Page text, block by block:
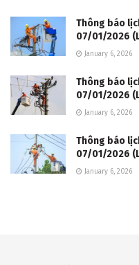
Thông báo
07/01/2026
January 6, 2026
Thông báo
07/01/2026
January 6, 2026
Thông báo
07/01/2026
January 6, 2026